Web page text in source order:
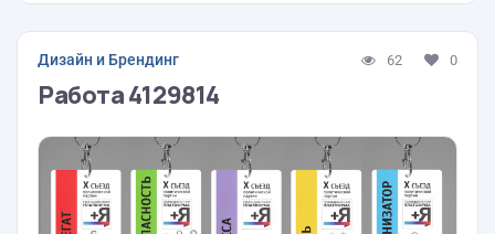
Дизайн и Брендинг 62 0
Работа 4129814